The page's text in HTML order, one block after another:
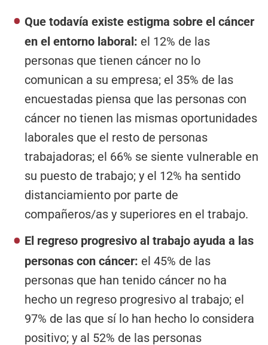
Que todavía existe estigma sobre el cáncer
en el entorno laboral: el 12% de las
personas que tienen cáncer no lo
comunican a su empresa; el 35% de las
encuestadas piensa que las personas con
cáncer no tienen las mismas oportunidades
laborales que el resto de personas
trabajadoras; el 66% se siente vulnerable en
su puesto de trabajo; y el 12% ha sentido
distanciamiento por parte de
compañeros/as y superiores en el trabajo.
El regreso progresivo al trabajo ayuda a las
personas con cáncer: el 45% de las
personas que han tenido cáncer no ha
hecho un regreso progresivo al trabajo; el
97% de las que sí lo han hecho lo considera
positivo; y al 52% de las personas